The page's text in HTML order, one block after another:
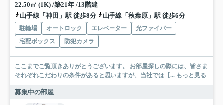
22.50㎡ (1K) /築21年 /13階建
山手線「神田」駅 徒歩8分
山手線「秋葉原」駅 徒歩6分
駐輪場 オートロック エレベーター
光ファイバー
宅配ボックス
防犯カメラ
ここまでご覧頂きありがとうございます。 お部屋探しの際には、皆さま
それぞれこだわりの条件があると思いますが、当社では【... もっと見る
募集中の部屋